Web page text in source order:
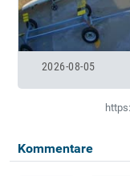
2026-08-05
Kommentare